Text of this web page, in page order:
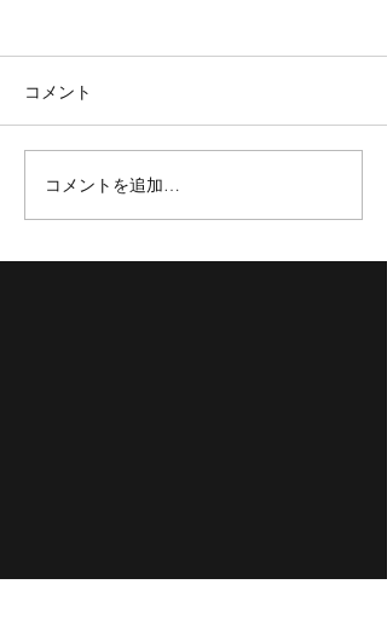
【TOKYOBB】新加入選手紹
介✨
コメント
コメントを追加…